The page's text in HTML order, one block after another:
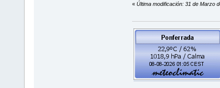
« Última modificación: 31 de Marzo